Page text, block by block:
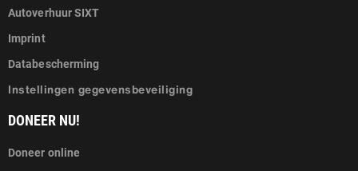
Autoverhuur SIXT
Imprint
Databescherming
Instellingen gegevensbeveiliging
DONEER NU!
Doneer online